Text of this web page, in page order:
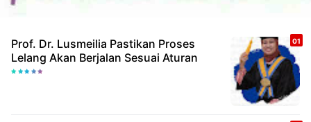
Prof. Dr. Lusmeilia Pastikan Proses
Lelang Akan Berjalan Sesuai Aturan